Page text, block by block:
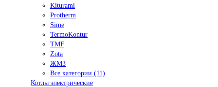
Kiturami
Protherm
Sime
TermoKontur
TMF
Zota
ЖМЗ
Все категории (11)
Котлы электрические